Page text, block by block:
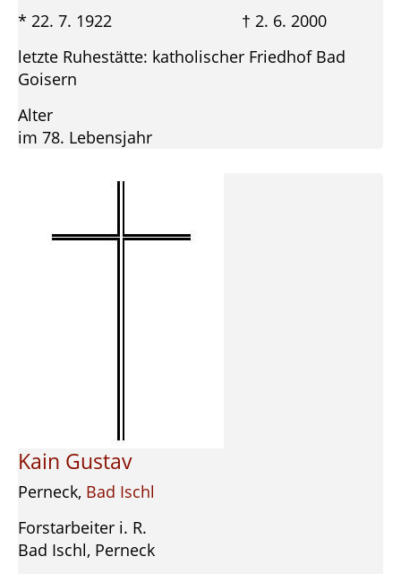
* 22. 7. 1922 † 2. 6. 2000
letzte Ruhestätte: katholischer Friedhof Bad
Goisern
Alter
im 78. Lebensjahr
Kain Gustav
Perneck, Bad Ischl
Forstarbeiter i. R.
Bad Ischl, Perneck